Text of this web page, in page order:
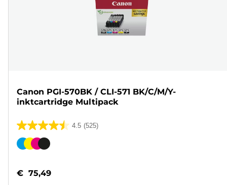
Canon PGI-570BK / CLI-571 BK/C/M/Y-
inktcartridge Multipack
4.5 (525)
4.5
van
sterren.
Kleurencartridge
€ 75,49